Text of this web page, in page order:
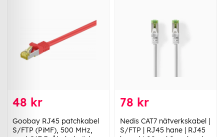
48 kr
Goobay RJ45 patchkabel
S/FTP (PiMF), 500 MHz,
78 kr
Nedis CAT7 nätverkskabel |
S/FTP | RJ45 hane | RJ45